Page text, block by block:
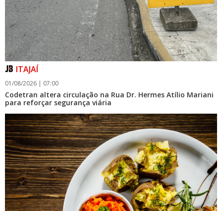
bancárias em Santa Catarina
CULTURA
ITAJAÍ
01/08/2026 | 07:00
Codetran altera circulação na Rua Dr. Hermes Atílio Mariani
para reforçar segurança viária